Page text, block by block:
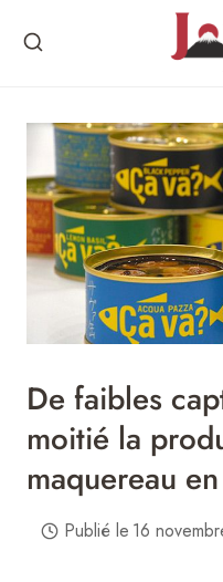
De faibles
moitié la
maquereau
Publié le 16